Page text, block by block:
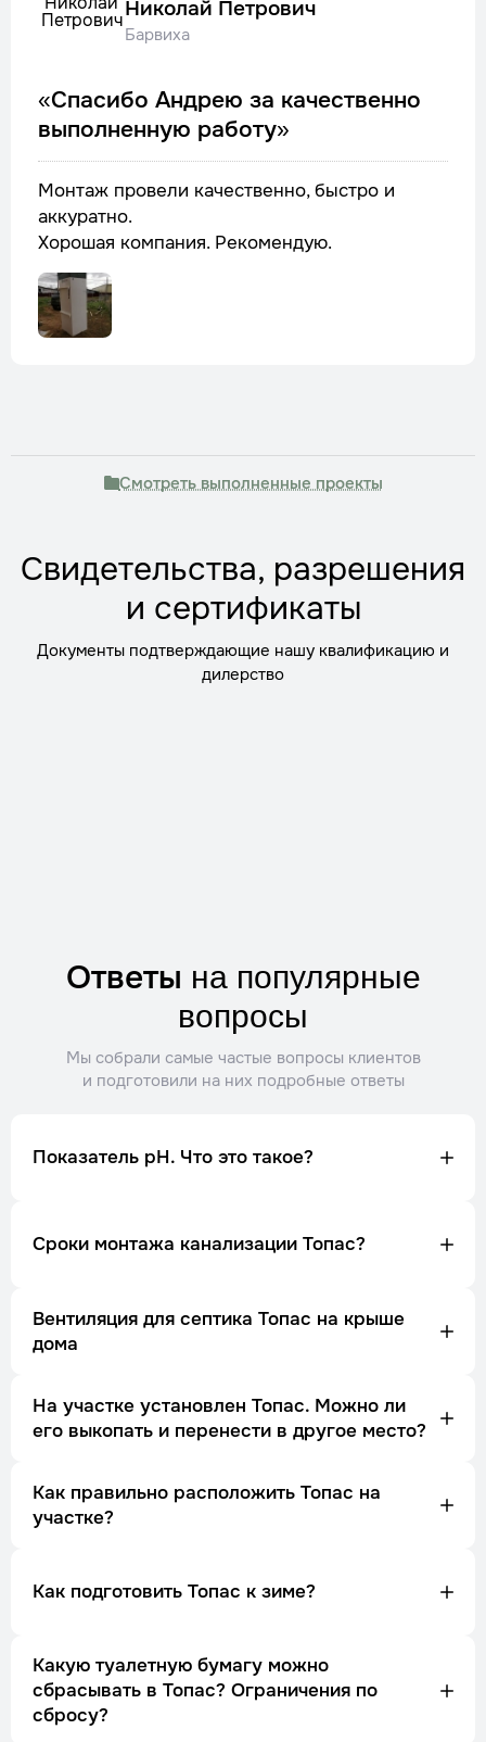
Николай Петрович
Барвиха
«Спасибо Андрею за качественно
выполненную работу»
Монтаж провели качественно, быстро и
аккуратно.
Хорошая компания. Рекомендую.
Смотреть выполненные проекты
Свидетельства, разрешения
и сертификаты
Документы подтверждающие нашу квалификацию и
дилерство
Ответы на популярные
вопросы
Мы собрали самые частые вопросы клиентов
и подготовили на них подробные ответы
Показатель рН. Что это такое?
Сроки монтажа канализации Топас?
Вентиляция для септика Топас на крыше
дома
На участке установлен Топас. Можно ли
его выкопать и перенести в другое место?
Как правильно расположить Топас на
участке?
Как подготовить Топас к зиме?
Какую туалетную бумагу можно
сбрасывать в Топас? Ограничения по
сбросу?